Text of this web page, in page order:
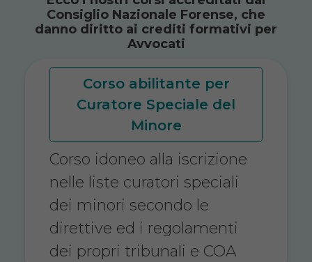
Consiglio Nazionale Forense, che
danno diritto ai crediti formativi per
Avvocati
Corso abilitante per
Curatore Speciale del
Minore
Corso idoneo alla iscrizione
nelle liste curatori speciali
dei minori secondo le
direttive ed i regolamenti
dei propri tribunali e COA